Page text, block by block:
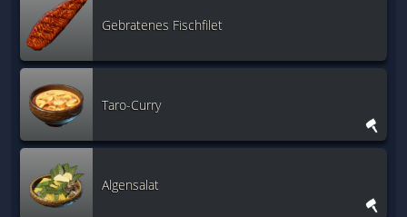
Gebratenes Fischfilet
Taro-Curry
Algensalat